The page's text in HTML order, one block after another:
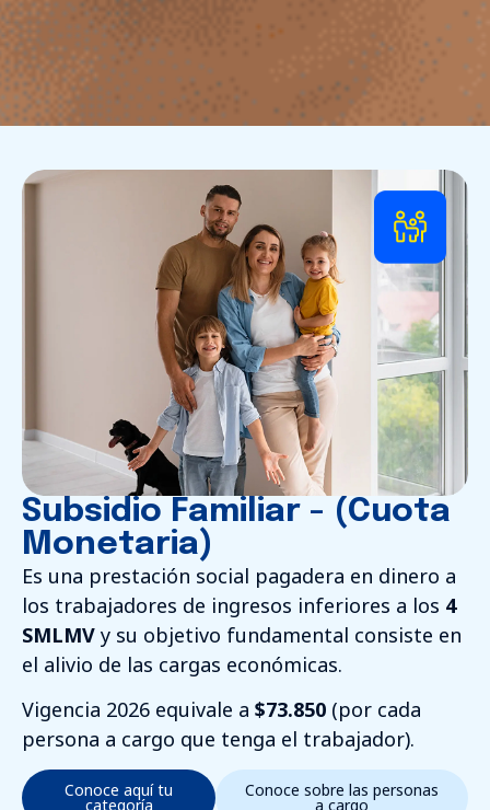
Subsidio Familiar - (Cuota
Monetaria)
Es una prestación social pagadera en dinero a
los trabajadores de ingresos inferiores a los 4
SMLMV y su objetivo fundamental consiste en
el alivio de las cargas económicas.
Vigencia 2026 equivale a $73.850 (por cada
persona a cargo que tenga el trabajador).
Conoce aquí tu
categoría
Conoce sobre las personas
a cargo